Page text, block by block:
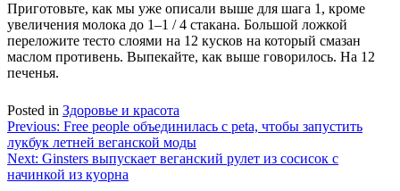
Приготовьте, как мы уже описали выше для шага 1, кроме
увеличения молока до 1–1 / 4 стакана. Большой ложкой
переложите тесто слоями на 12 кусков на который смазан
маслом противень. Выпекайте, как выше говорилось. На 12
печенья.
Posted in Здоровье и красота
Навигация
по
записям
Previous: Free people объединилась с peta, чтобы запустить
лукбук летней веганской моды
Next: Ginsters выпускает веганский рулет из сосисок с
начинкой из куорна